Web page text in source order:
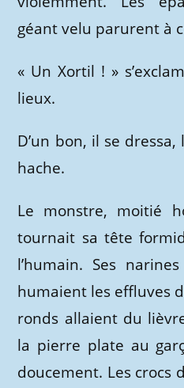
géant velu parurent à
« Un Xortil ! »
lieux.
D’un bon, il se
hache.
Le monstre, moitié
tournait sa tête
l’humain. Ses
humaient les effluves
ronds allaient du
la pierre plate au
doucement. Les crocs